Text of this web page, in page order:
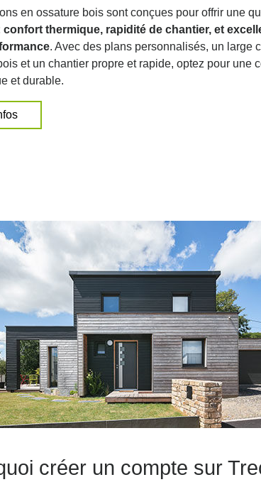
en ossature bois sont conçues pour offrir une
confort thermique, rapidité de chantier, et
. Avec des plans personnalisés, un large
et un chantier propre et rapide, optez pour une
et durable.
créer un compte sur